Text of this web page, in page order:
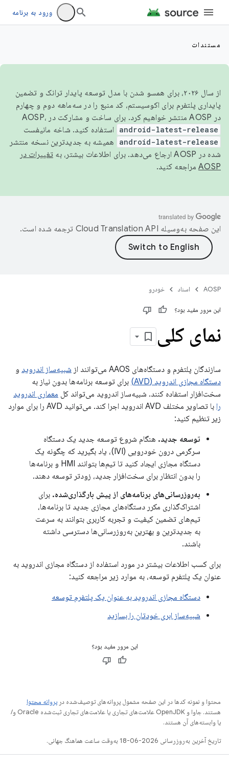
ورود به برنامه
مستندات
از سال ۲۰۲۶، برای همسو شدن با مدل توسعه پایدار ترانک و تضمین
پایداری پلتفرم برای اکوسیستم، کد منبع را در سه‌ماهه دوم و چهارم
در AOSP منتشر خواهیم کرد. برای ساخت و مشارکت در AOSP،
android-latest-release استفاده کنید. شاخه مانیفست
android-latest-release
همیشه به جدیدترین نسخه منتشر
شده در AOSP ارجاع می‌دهد. برای اطلاعات بیشتر، به
تغییرات در
AOSP مراجعه کنید.
این صفحه به‌وسیله ترجمه شده است.
AOSP اسناد خودرو
این مرور مفید بود؟
نمای کلی
سازندگان پلتفرم و دستگاه‌های AAOS می‌توانند از شبیه‌ساز اندروید و
دستگاه مجازی اندروید (AVD)
برای توسعه برنامه‌ها بدون نیاز به
سخت‌افزار استفاده کنند. شبیه‌ساز اندروید می‌تواند کل معماری اندروید
را
با تصاویر مختلف AVD اندروید اجرا کند. می‌توانید AVD را برای موارد
زیر تنظیم کنید:
توسعه جدید. هنگام شروع توسعه جدید یک دستگاه
سرگرمی درون خودرویی (IVI)، یاد بگیرید که چگونه یک
دستگاه مجازی ایجاد کنید تا تیم‌ها بتوانند HMI و برنامه‌ها
را بدون انتظار برای سخت‌افزار جدید، زودتر توسعه دهند.
به‌روزرسانی‌های برنامه‌های از پیش بارگذاری‌شده. برای
اشتراک‌گذاری مکرر دستگاه‌های مجازی جدید تا برنامه‌ها،
تیم‌های تضمین کیفیت و تجربه کاربری بتوانند به سرعت
به جدیدترین و بهترین به‌روزرسانی‌ها دسترسی داشته
باشند.
برای کسب اطلاعات بیشتر در مورد استفاده از دستگاه مجازی اندروید به
عنوان یک پلتفرم توسعه، به موارد زیر مراجعه کنید:
دستگاه مجازی اندروید به عنوان یک پلتفرم توسعه
شبیه‌ساز ابری خودتان را بسازید
این مرور مفید بود؟
محتوا و نمونه کدها در این صفحه مشمول پروانه‌های توصیف‌شده در پروانه محتوا
هستند. جاوا و OpenJDK علامت‌های تجاری یا علامت‌های تجاری ثبت‌شده Oracle و/
یا وابسته‌های آن هستند.
تاریخ آخرین به‌روزرسانی 2026-06-18 به‌وقت ساعت هماهنگ جهانی.